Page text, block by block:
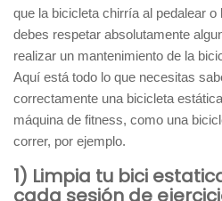
que la bicicleta chirría al pedalear o
debes respetar absolutamente
realizar un mantenimiento de la
Aquí está todo lo que necesitas
correctamente una bicicleta
máquina de fitness, como una
correr, por ejemplo.
1) Limpia tu bici
cada sesión de